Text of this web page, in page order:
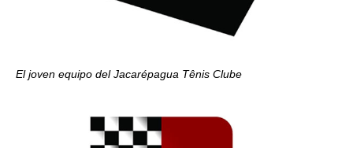
El joven equipo del Jacarépagua Tênis Clube